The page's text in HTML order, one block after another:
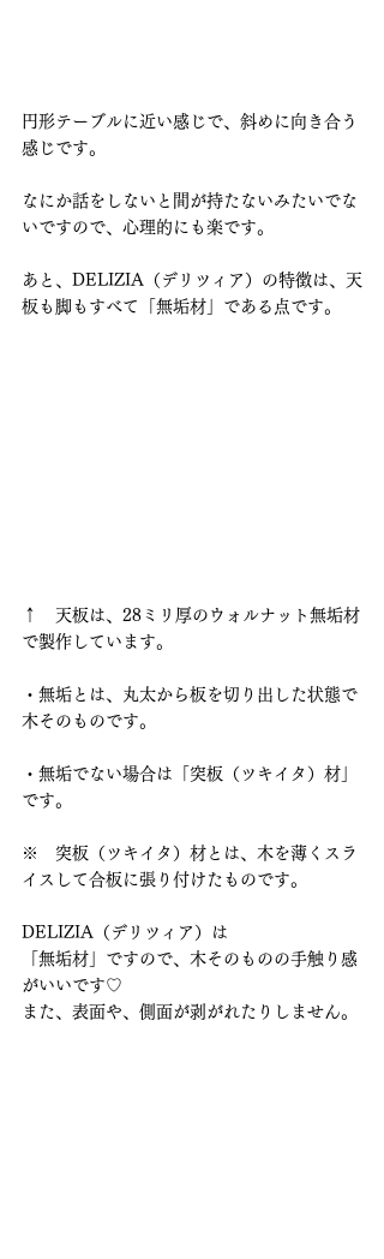
円形テーブルに近い感じで、斜めに向き合う
感じです。
なにか話をしないと間が持たないみたいでな
いですので、心理的にも楽です。
あと、DELIZIA（デリツィア）の特徴は、天
板も脚もすべて「無垢材」である点です。
↑　天板は、28ミリ厚のウォルナット無垢材
で製作しています。
・無垢とは、丸太から板を切り出した状態で
木そのものです。
・無垢でない場合は「突板（ツキイタ）材」
です。
※　突板（ツキイタ）材とは、木を薄くスラ
イスして合板に張り付けたものです。
DELIZIA（デリツィア）は
「無垢材」ですので、木そのものの手触り感
がいいです♡
また、表面や、側面が剥がれたりしません。